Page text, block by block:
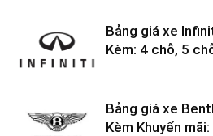
Bảng giá xe
Kèm: 4 chỗ, 5
Bảng giá xe
Kèm Khuyến